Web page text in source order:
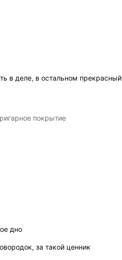
в деле, в остальном прекрасный
покрытие
дно
за такой ценник